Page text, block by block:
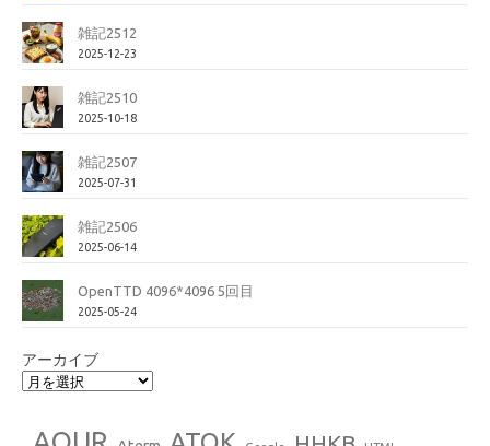
雑記2512
2025-12-23
雑記2510
2025-10-18
雑記2507
2025-07-31
雑記2506
2025-06-14
OpenTTD 4096*4096 5回目
2025-05-24
アーカイブ